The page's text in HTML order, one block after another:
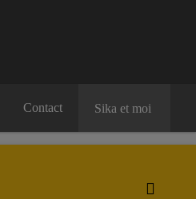
Contact Sika et moi